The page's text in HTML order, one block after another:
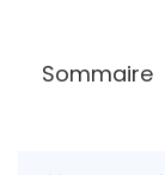
Sommaire